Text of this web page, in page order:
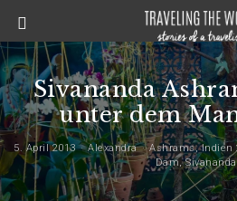
Sivananda
unter dem
5. April 2013 Alexandra Ashrams,Indien
Dam,Sivananda